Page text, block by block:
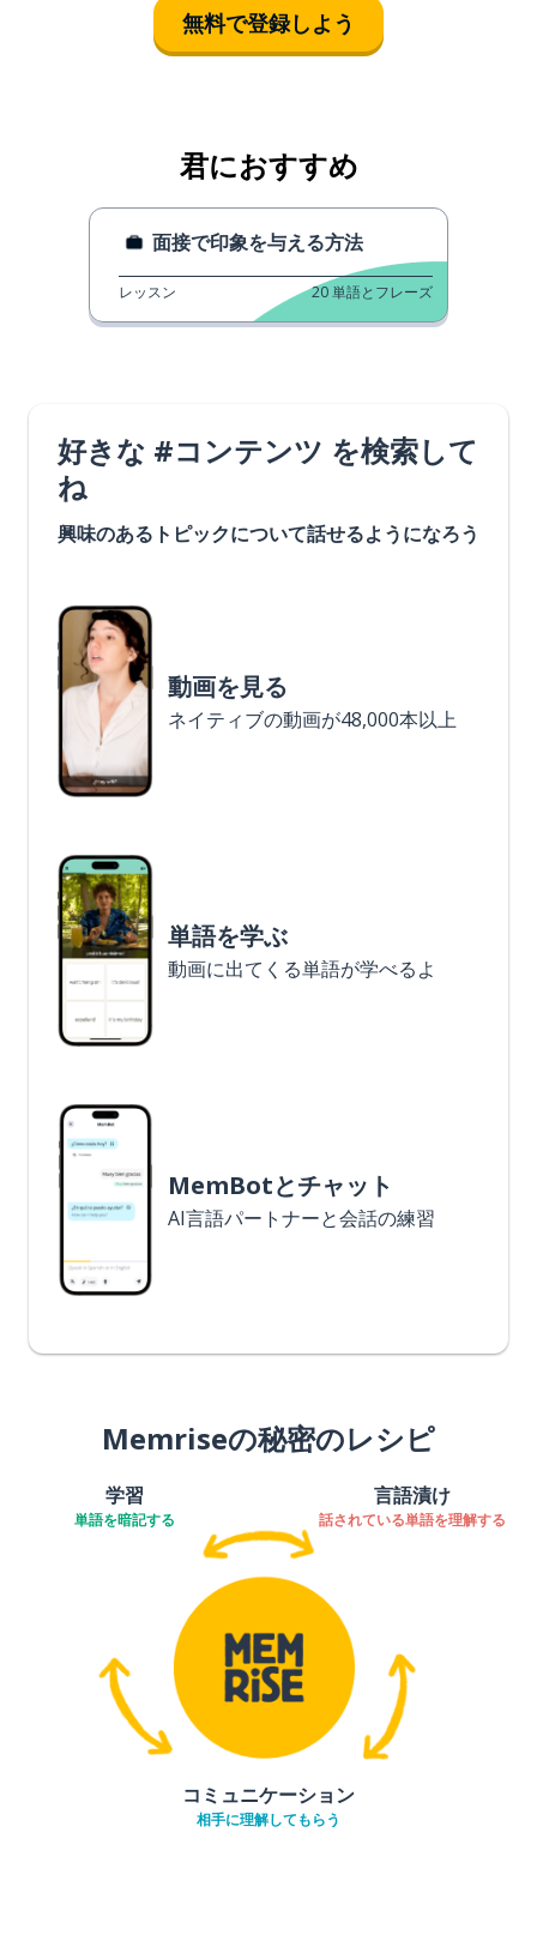
無料で登録しよう
君におすすめ
面接で印象を与える方法
レッスン 20単語とフレーズ
好きな #コンテンツ を検索して
ね
興味のあるトピックについて話せるようになろう
動画を見る
ネイティブの動画が48,000本以上
単語を学ぶ
動画に出てくる単語が学べるよ
MemBotとチャット
AI言語パートナーと会話の練習
Memriseの秘密のレシピ
学習
単語を暗記する
言語漬け
話されている単語を理解する
コミュニケーション
相手に理解してもらう